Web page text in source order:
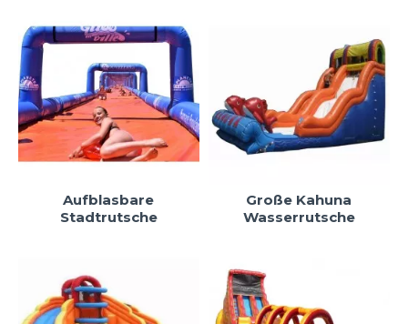
Aufblasbare
Stadtrutsche
Große Kahuna
Wasserrutsche